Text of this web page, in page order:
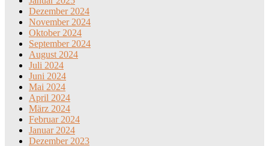
Dezember 2024
November 2024
Oktober 2024
September 2024
August 2024
Juli 2024
Juni 2024
Mai 2024
April 2024
März 2024
Februar 2024
Januar 2024
Dezember 2023